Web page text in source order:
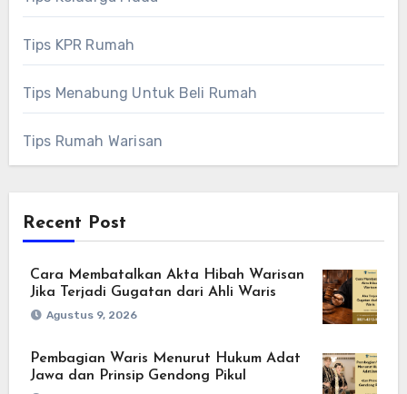
Tips KPR Rumah
Tips Menabung Untuk Beli Rumah
Tips Rumah Warisan
Recent Post
Cara Membatalkan Akta Hibah Warisan
Jika Terjadi Gugatan dari Ahli Waris
Agustus 9, 2026
Pembagian Waris Menurut Hukum Adat
Jawa dan Prinsip Gendong Pikul